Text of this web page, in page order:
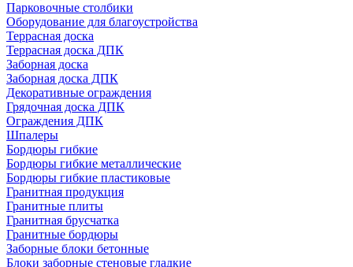
Парковочные столбики
Оборудование для благоустройства
Террасная доска
Террасная доска ДПК
Заборная доска
Заборная доска ДПК
Декоративные ограждения
Грядочная доска ДПК
Ограждения ДПК
Шпалеры
Бордюры гибкие
Бордюры гибкие металлические
Бордюры гибкие пластиковые
Гранитная продукция
Гранитные плиты
Гранитная брусчатка
Гранитные бордюры
Заборные блоки бетонные
Блоки заборные стеновые гладкие